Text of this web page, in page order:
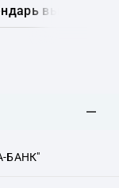
выплат
БАНК"